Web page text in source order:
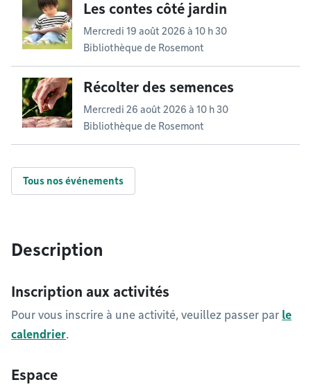
Les contes côté jardin
Mercredi 19 août 2026 à 10 h 30
Bibliothèque de Rosemont
Récolter des semences
Mercredi 26 août 2026 à 10 h 30
Bibliothèque de Rosemont
Tous nos événements
Description
Inscription aux activités
Pour vous inscrire à une activité, veuillez passer par le
calendrier.
Espace